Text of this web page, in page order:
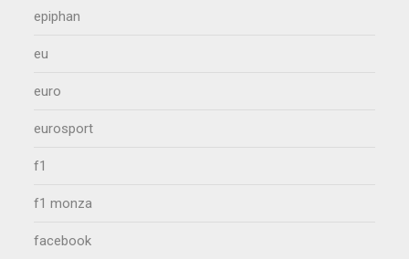
epiphan
eu
euro
eurosport
f1
f1 monza
facebook